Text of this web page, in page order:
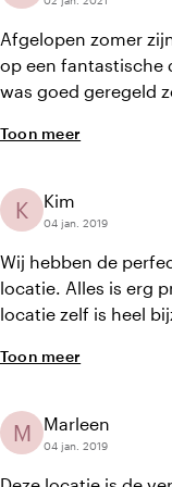
Afgelopen zomer
op een fantastische
was goed geregeld
onze familie en
mogelijkheden,
onduidelijkheid
uiteindelijk goed
een aanrader!"
Toon meer
K Kim
04 jan. 2019
Wij hebben de
locatie. Alles is erg
locatie zelf is heel
binnentuin maakt
onze wensen
en de kok heeft
Toon meer
M Marleen
04 jan. 2019